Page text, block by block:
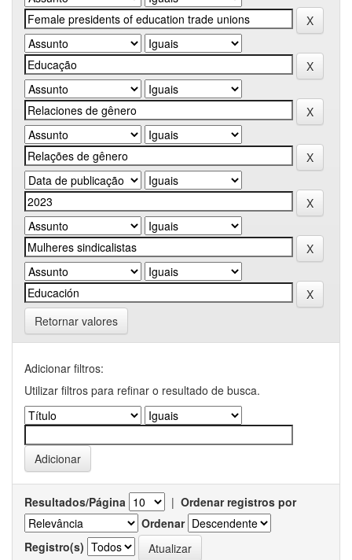
Retornar valores
Adicionar filtros:
Utilizar filtros para refinar o resultado de busca.
Resultados/Página | Ordenar registros por
Ordenar
Registro(s)